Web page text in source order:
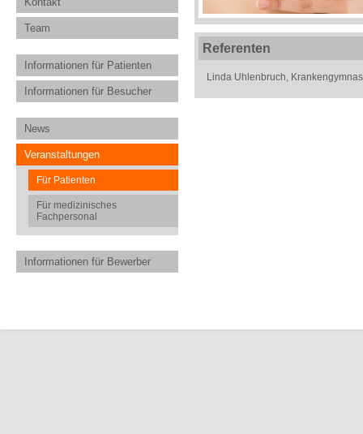
Team
Informationen für Patienten
Informationen für Besucher
News
Veranstaltungen
Für Patienten
Für medizinisches
Fachpersonal
Informationen für Bewerber
Referenten
Linda Uhlenbruch,